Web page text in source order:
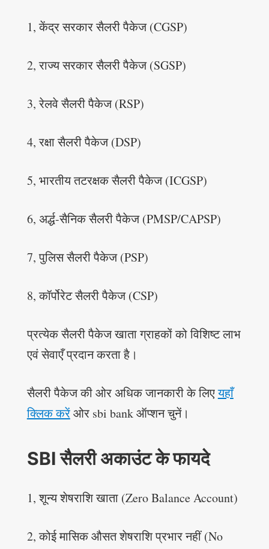
1, केंद्र सरकार सैलरी पैकेज (CGSP)
2, राज्य सरकार सैलरी पैकेज (SGSP)
3, रेलवे सैलरी पैकेज (RSP)
4, रक्षा सैलरी पैकेज (DSP)
5, भारतीय तटरक्षक सैलरी पैकेज (ICGSP)
6, अर्द्ध-सैनिक सैलरी पैकेज (PMSP/CAPSP)
7, पुलिस सैलरी पैकेज (PSP)
8, कॉर्पोरेट सैलरी पैकेज (CSP)
प्रत्येक सैलरी पैकेज खाता ग्राहकों को विशिष्ट लाभ
एवं सेवाएँ प्रदान करता है।
सैलरी पैकेज की ओर अधिक जानकारी के लिएयहाँ
क्लिक करेंओर sbi bank ऑप्शन चुनें।
SBI सैलरी अकाउंट के फायदे
1, शून्य शेषराशि खाता (Zero Balance Account)
2, कोई मासिक औसत शेषराशि प्रभार नहीं (No